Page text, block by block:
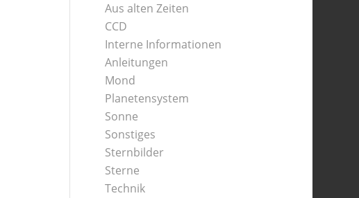
Aus alten Zeiten
CCD
Interne Informationen
Anleitungen
Mond
Planetensystem
Sonne
Sonstiges
Sternbilder
Sterne
Technik